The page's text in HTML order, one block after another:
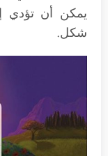
يمكن أن تؤدي
شكل.